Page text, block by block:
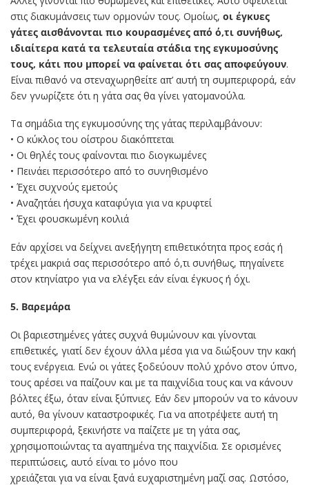
στις διακυμάνσεις των ορμονών τους. Ομοίως, οι έγκυες
γάτες αισθάνονται πιο κουρασμένες από ό,τι συνήθως,
ιδιαίτερα κατά τα τελευταία στάδια της εγκυμοσύνης
τους, κάτι που μπορεί να φαίνεται ότι σας αποφεύγουν.
Είναι πιθανό να στεναχωρηθείτε απ’ αυτή τη συμπεριφορά, εάν
δεν γνωρίζετε ότι η γάτα σας θα γίνει γατομανούλα.
Τα σημάδια της εγκυμοσύνης της γάτας περιλαμβάνουν:
• Ο κύκλος του οίστρου διακόπτεται
• Οι θηλές τους φαίνονται πιο διογκωμένες
• Πεινάει περισσότερο από το συνηθισμένο
• Έχει συχνούς εμετούς
• Αναζητάει ήσυχα καταφύγια για να κρυφτεί
• Έχει φουσκωμένη κοιλιά
Εάν αρχίσει να δείχνει ανεξήγητη επιθετικότητα προς εσάς ή
τρέχει μακριά σας περισσότερο από ό,τι συνήθως, πηγαίνετε
στον κτηνίατρο για να ελέγξει εάν είναι έγκυος ή όχι.
5. Βαρεμάρα
Οι βαριεστημένες γάτες συχνά θυμώνουν και γίνονται
επιθετικές, γιατί δεν έχουν άλλα μέσα για να διώξουν την κακή
τους ενέργεια. Ενώ οι γάτες ξοδεύουν πολύ χρόνο στον ύπνο,
τους αρέσει να παίζουν και με τα παιχνίδια τους και να κάνουν
βόλτες έξω, όταν είναι ξύπνιες. Εάν δεν μπορούν να το κάνουν
αυτό, θα γίνουν καταστροφικές. Για να αποτρέψετε αυτή τη
συμπεριφορά, ξεκινήστε να παίζετε με τη γάτα σας,
χρησιμοποιώντας τα αγαπημένα της παιχνίδια. Σε ορισμένες
περιπτώσεις, αυτό είναι το μόνο που
χρειάζεται για να είναι ξανά ευχαριστημένη μαζί σας. Ωστόσο,